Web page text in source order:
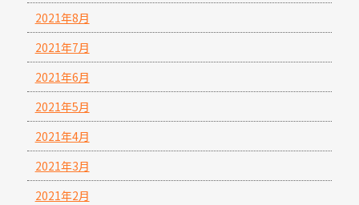
2021年8月
2021年7月
2021年6月
2021年5月
2021年4月
2021年3月
2021年2月